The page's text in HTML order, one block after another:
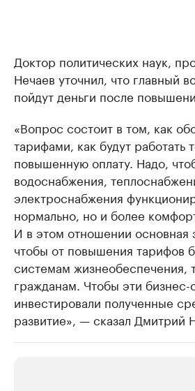
Доктор политических наук,
Нечаев уточнил, что главный
пойдут деньги после
«Вопрос состоит в том, как
тарифами, как будут работать
повышенную оплату. Надо,
водоснабжения,
электроснабжения
нормально, но и более
И в этом отношении основная
чтобы от повышения тарифов
системам жизнеобеспечения,
гражданам. Чтобы эти бизнес-
инвестировали полученные
развитие», — сказал Дмитрий